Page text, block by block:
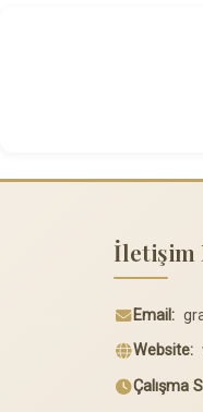
İletişim
Email:
Website:
Çalışma